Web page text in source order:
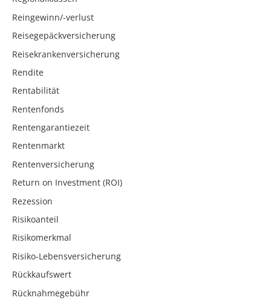
Reingewinn/-verlust
Reisegepäckversicherung
Reisekrankenversicherung
Rendite
Rentabilität
Rentenfonds
Rentengarantiezeit
Rentenmarkt
Rentenversicherung
Return on Investment (ROI)
Rezession
Risikoanteil
Risikomerkmal
Risiko-Lebensversicherung
Rückkaufswert
Rücknahmegebühr